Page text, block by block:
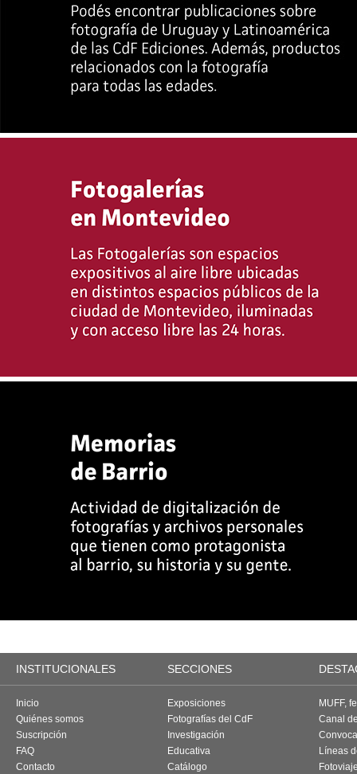
INSTITUCIONALES SECCIONES
Inicio
Quiénes somos
Suscripción
FAQ
Contacto
Exposiciones
Fotografías del CdF
Investigación
Educativa
Catálogo
MUFF,
Canal
Líneas